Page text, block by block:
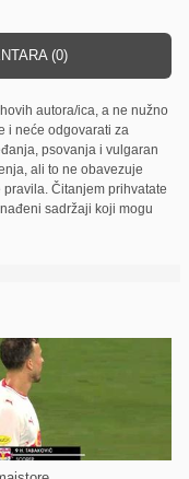
(0)
autora/ica, a ne nužno
i neće odgovarati za
psovanja i vulgaran
ali to ne obavezuje
Čitanjem prihvatate
sadržaji koji mogu